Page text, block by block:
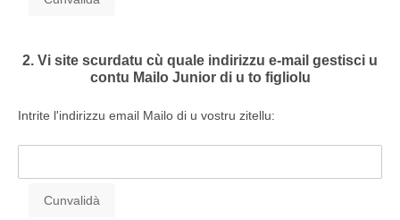
2. Vi site scurdatu cù quale indirizzu e-mail gestisci u
contu Mailo Junior di u to figliolu
Intrite l'indirizzu email Mailo di u vostru zitellu: